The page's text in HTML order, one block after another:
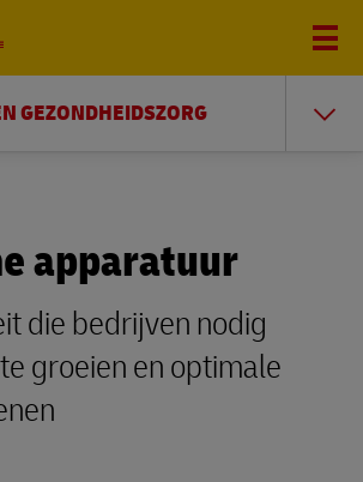
GEZONDHEIDSZORG
apparatuur
die bedrijven nodig
groeien en optimale